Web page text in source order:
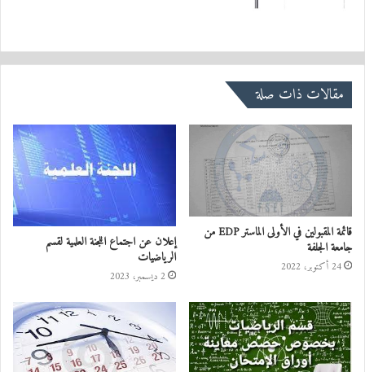
مقالات ذات صلة
قائمة المقبولين في الأولى الماستر EDP من
جامعة الجلفة
24 أكتوبر، 2022
إعلان عن اجتماع اللجنة العلمية لقسم
الرياضيات
2 ديسمبر، 2023